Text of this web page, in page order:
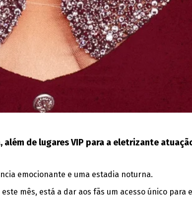
de lugares VIP para a eletrizante
emocionante e uma estadia noturna.
mês, está a dar aos fãs um acesso único para